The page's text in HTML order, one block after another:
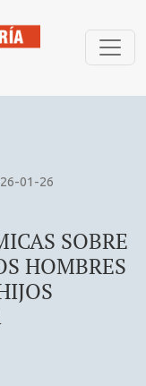
SOBRE
HOMBRES
01-26